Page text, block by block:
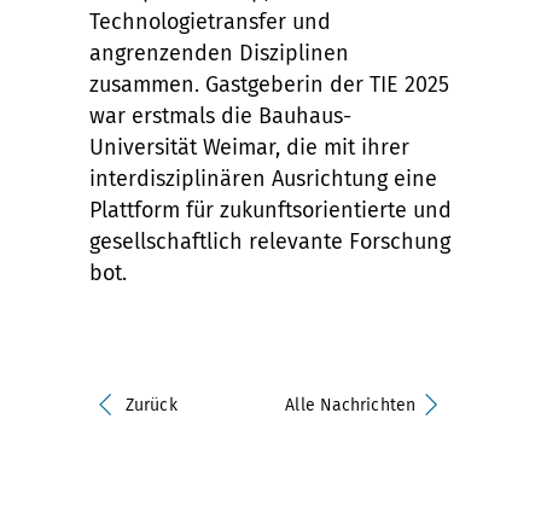
Technologietransfer und
angrenzenden Disziplinen
zusammen. Gastgeberin der TIE 2025
war erstmals die Bauhaus-
Universität Weimar, die mit ihrer
interdisziplinären Ausrichtung eine
Plattform für zukunftsorientierte und
gesellschaftlich relevante Forschung
bot.
Zurück Alle Nachrichten